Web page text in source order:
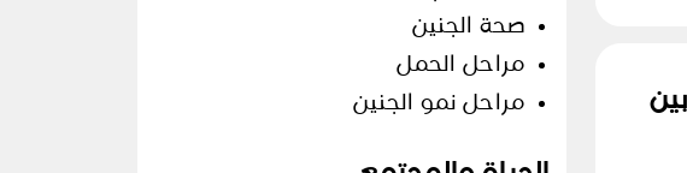
صحة الجنين
مراحل الحمل
مراحل نمو الجنين